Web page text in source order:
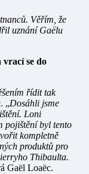
Věřím, že
uznání Gaëlu
se do
řídit tak
„Dosáhli jsme
Loni
pojištění byl tento
kompletně
produktů pro
Thibaulta.
Gaël Loaëc.